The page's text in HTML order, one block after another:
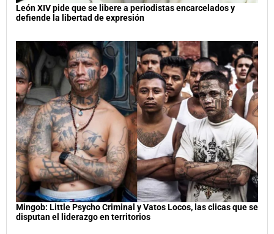
León XIV pide que se libere a periodistas encarcelados y
defiende la libertad de expresión
Mingob: Little Psycho Criminal y Vatos Locos, las clicas que se
disputan el liderazgo en territorios